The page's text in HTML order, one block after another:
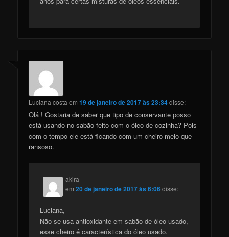
Luciana costa em19 de janeiro de 2017 às 23:34disse:
Olá ! Gostaria de saber que tipo de conservante posso
está usando no sabão feito com o óleo de cozinha? Pois
com o tempo ele está ficando com um cheiro meio que
ransoso.
akira
em20 de janeiro de 2017 às 6:06disse:
Luciana,
Não se usa antioxidante em sabão de óleo usado,
esse cheiro é característica do óleo usado.